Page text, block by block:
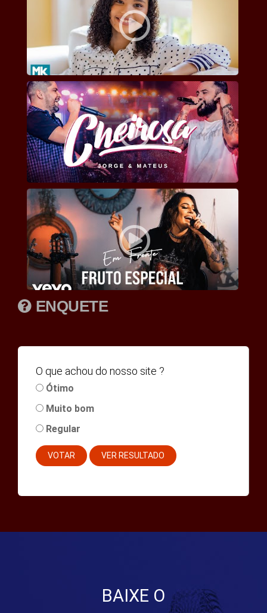
ENQUETE
O que achou do nosso site ?
Ótimo
Muito bom
Regular
BAIXE O